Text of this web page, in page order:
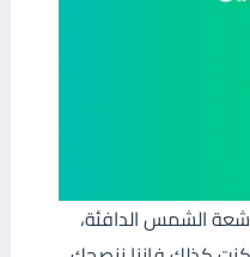
الشمس الدافئة،